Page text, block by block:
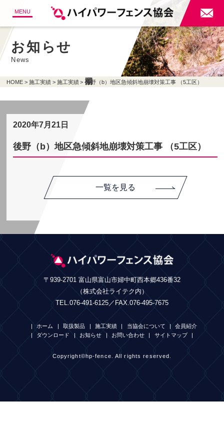
MENU 
お知らせ
News
HOME 施工実績 施工実績 後野（b）地区急傾斜地崩壊対策工事 （5工区）
2020年7月21日
後野（b）地区急傾斜地崩壊対策工事 （5工区）
一覧を見る
〒939-2701 富山県富山市婦中町西本郷436番32
（株式会社ライテク内）
TEL.076-491-6125／FAX.076-495-7675
ホーム 取扱製品 施工実績 当協会について
会員紹介
ダウンロード
お知らせ お問い合わせ サイトマップ
Copyright©hp-fence. All rights reserved.